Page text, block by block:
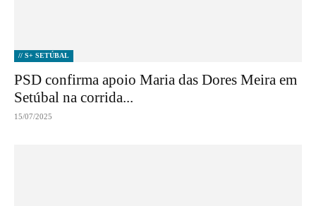
// S+ SETÚBAL
PSD confirma apoio Maria das Dores Meira em
Setúbal na corrida...
15/07/2025